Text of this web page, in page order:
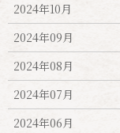
2024年10月
2024年09月
2024年08月
2024年07月
2024年06月